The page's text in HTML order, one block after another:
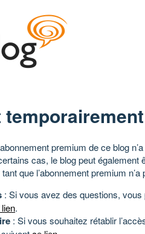
premium de ce blog
cas, le blog peut également
que l’abonnement premium n’a
: Si vous avez des questions,
.
: Si vous souhaitez rétablir